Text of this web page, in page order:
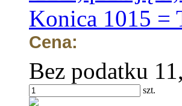
Konica 1015 =
Cena:
Bez podatku
szt.